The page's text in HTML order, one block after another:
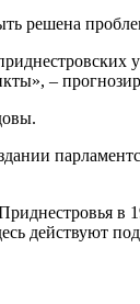
решена
–
в
действуют